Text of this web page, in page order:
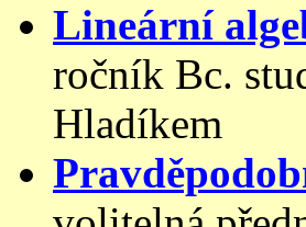
Lineární
ročník Bc.
Hladíkem